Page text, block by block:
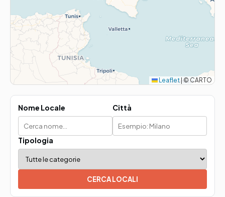
Leaflet |© CARTO
Nome Locale Città
Tipologia
CERCA LOCALI